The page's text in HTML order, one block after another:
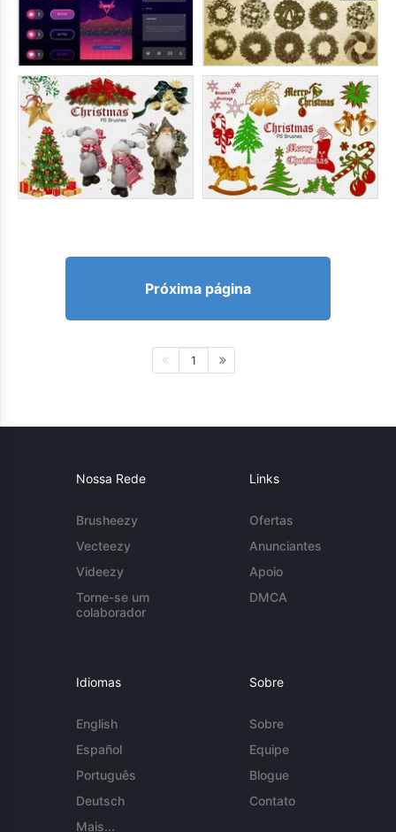
Próxima página
1
Nossa Rede
Brusheezy
Vecteezy
Videezy
Torne-se um
colaborador
Links
Ofertas
Anunciantes
Apoio
DMCA
Idiomas
English
Español
Português
Deutsch
Mais...
Sobre
Sobre
Equipe
Blogue
Contato